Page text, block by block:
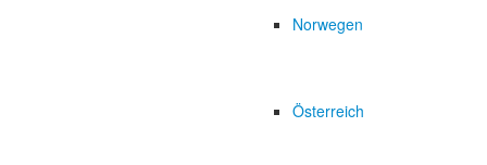
Norwegen
Österreich